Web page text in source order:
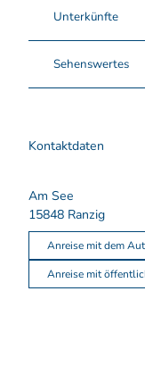
Unterkünfte
Sehenswertes
Kontaktdaten
Am See
15848 Ranzig
Anreise mit dem
Anreise mit